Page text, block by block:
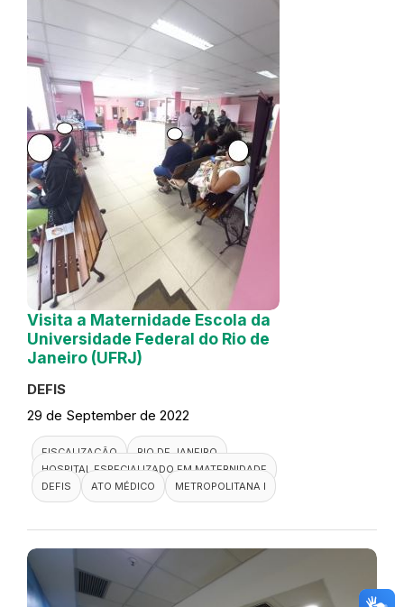
Visita a Maternidade Escola da
Universidade Federal do Rio de
Janeiro (UFRJ)
DEFIS
29 de September de 2022
FISCALIZAÇÃO
RIO DE JANEIRO
HOSPITAL ESPECIALIZADO EM MATERNIDADE
DEFIS
ATO MÉDICO METROPOLITANA I